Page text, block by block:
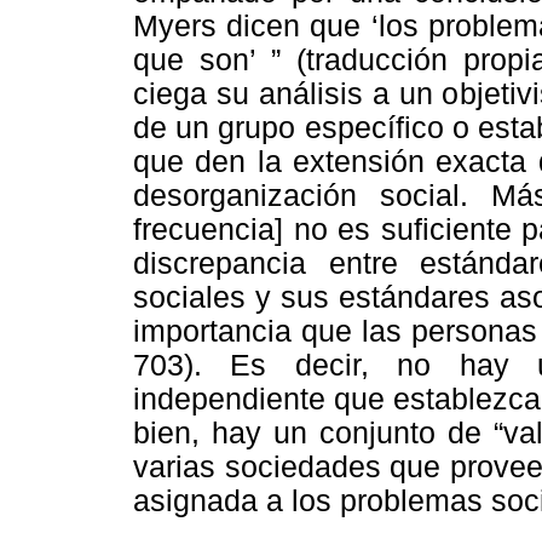
Myers dicen que ‘los
que son’ ” (traducción
ciega su análisis a un
de un grupo específico o
que den la extensión
desorganización social.
frecuencia] no es suficiente
discrepancia entre
sociales y sus estándares
importancia que las
703). Es decir, no hay
independiente que
bien, hay un conjunto de
varias sociedades que
asignada a los problemas